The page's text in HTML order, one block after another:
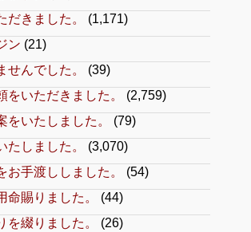
だきました。
(1,171)
ン (21)
せんでした。
(39)
をいただきました。
(2,759)
をいたしました。
(79)
たしました。
(3,070)
お手渡ししました。
(54)
命賜りました。
(44)
を綴りました。
(26)